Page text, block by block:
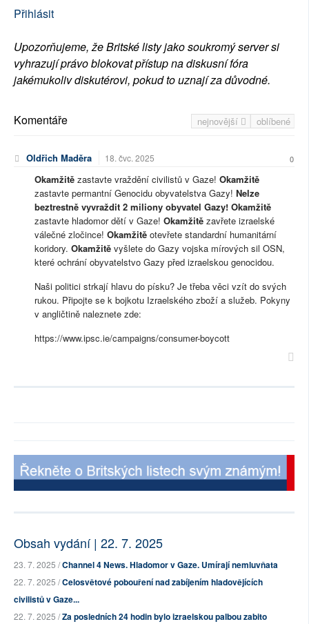
Přihlásit
Upozorňujeme, že Britské listy jako soukromý server si
vyhrazují právo blokovat přístup na diskusní fóra
jakémukoliv diskutérovi, pokud to uznají za důvodné.
nejnovější oblíbené
Komentáře
Oldřich Maděra 18. čvc. 2025 0
Okamžitě zastavte vraždění civilistů v Gaze! Okamžitě
zastavte permantní Genocidu obyvatelstva Gazy! Nelze
beztrestně vyvraždit 2 miliony obyvatel Gazy! Okamžitě
zastavte hladomor dětí v Gaze! Okamžitě zavřete izraelské
válečné zločince! Okamžitě otevřete standardní humanitární
koridory. Okamžitě vyšlete do Gazy vojska mírových sil OSN,
které ochrání obyvatelstvo Gazy před izraelskou genocidou.
Naši politici strkají hlavu do písku? Je třeba věci vzít do svých
rukou. Připojte se k bojkotu Izraelského zboží a služeb. Pokyny
v angličtině naleznete zde:
https://www.ipsc.ie/campaigns/consumer-boycott
Obsah vydání | 22. 7. 2025
23. 7. 2025 /Channel 4 News. Hladomor v Gaze. Umírají nemluvňata
22. 7. 2025 /Celosvětové pobouření nad zabíjením hladovějících
civilistů v Gaze...
22. 7. 2025 /Za posledních 24 hodin bylo izraelskou palbou zabito